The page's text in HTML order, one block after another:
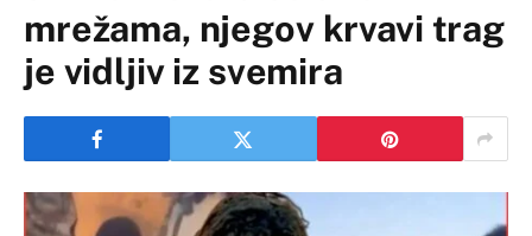
mrežama, njegov krvavi trag
je vidljiv iz svemira